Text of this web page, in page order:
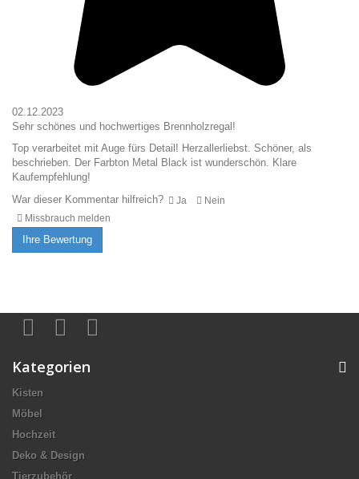
02.12.2023
Sehr schönes und hochwertiges Brennholzregal!
Top verarbeitet mit Auge fürs Detail! Herzallerliebst. Schöner, als
beschrieben. Der Farbton Metal Black ist wunderschön. Klare
Kaufempfehlung!
War dieser Kommentar hilfreich?
Ja
Nein
Missbrauch melden
Ihre Bewertung
Kategorien
Kisten
Möbel
Hochzeit
Deko & Design
Tierzubehör